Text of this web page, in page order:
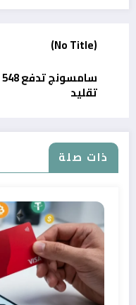
(No Title)
تقليد
ذات صلة